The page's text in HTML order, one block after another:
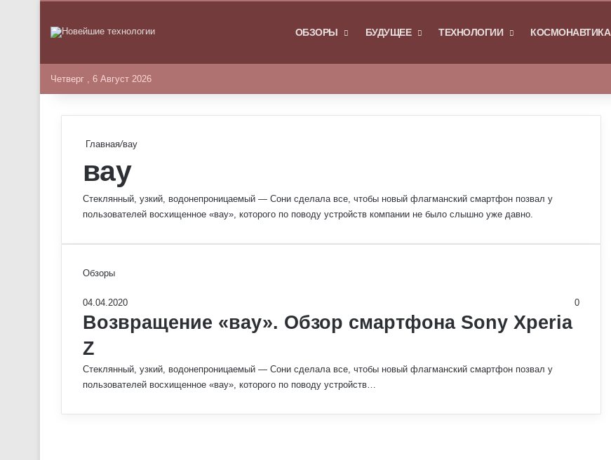
ГЛАВНАЯОБЗОРЫ БУДУЩЕЕ ТЕХНОЛОГИИ КОСМОНАВТИКА
Четверг , 6 Август 2026
Главная/вау
вау
Стеклянный, узкий, водонепроницаемый — Сони сделала все, чтобы новый флагманский смартфон позвал у
пользователей восхищенное «вау», которого по поводу устройств компании не было слышно уже давно.
Обзоры
04.04.2020 0
Возвращение «вау». Обзор смартфона Sony Xperia
Z
Стеклянный, узкий, водонепроницаемый — Сони сделала все, чтобы новый флагманский смартфон позвал у
пользователей восхищенное «вау», которого по поводу устройств…